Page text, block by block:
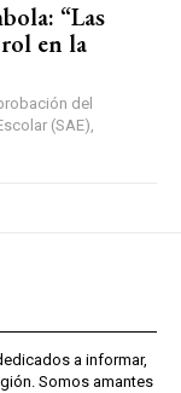
“Las
en la
del
(SAE),
a informar,
Somos amantes